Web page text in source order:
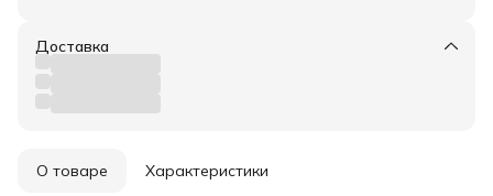
Доставка
О товаре Характеристики